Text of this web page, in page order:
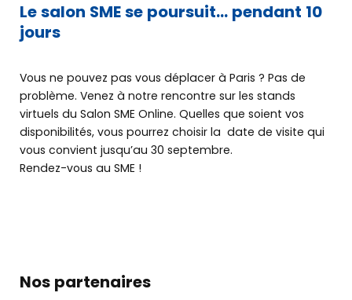
Le salon SME se poursuit… pendant 10
jours
Vous ne pouvez pas vous déplacer à Paris ? Pas de
problème. Venez à notre rencontre sur les stands
virtuels du Salon SME Online. Quelles que soient vos
disponibilités, vous pourrez choisir la date de visite qui
vous convient jusqu’au 30 septembre.
Rendez-vous au SME !
Nos partenaires